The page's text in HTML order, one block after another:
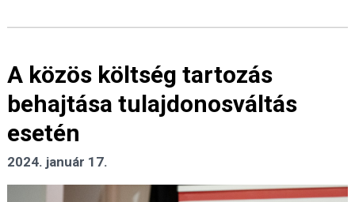
A közös költség tartozás
behajtása tulajdonosváltás
esetén
2024. január 17.